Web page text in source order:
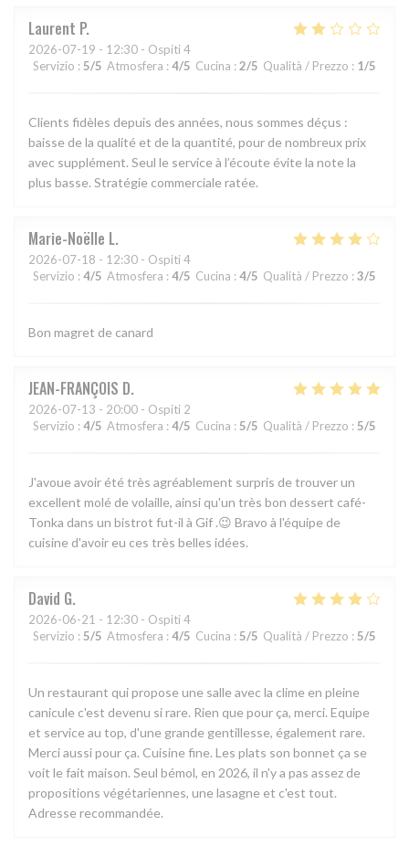
Laurent P
2026-07-19 - 12:30 - Ospiti 4
Servizio : 5/5 Atmosfera : 4/5 Cucina : 2/5 Qualità / Prezzo : 1/5
Clients fidèles depuis des années, nous sommes déçus :
baisse de la qualité et de la quantité, pour de nombreux prix
avec supplément. Seul le service à l’écoute évite la note la
plus basse. Stratégie commerciale ratée.
Marie-Noëlle L
2026-07-18 - 12:30 - Ospiti 4
Servizio : 4/5 Atmosfera : 4/5 Cucina : 4/5 Qualità / Prezzo : 3/5
Bon magret de canard
JEAN-FRANÇOIS D
2026-07-13 - 20:00 - Ospiti 2
Servizio : 4/5 Atmosfera : 4/5 Cucina : 5/5 Qualità / Prezzo : 5/5
J'avoue avoir été très agréablement surpris de trouver un
excellent molé de volaille, ainsi qu'un très bon dessert café-
Tonka dans un bistrot fut-il à Gif .😉 Bravo à l'équipe de
cuisine d'avoir eu ces très belles idées.
David G
2026-06-21 - 12:30 - Ospiti 4
Servizio : 5/5 Atmosfera : 4/5 Cucina : 5/5 Qualità / Prezzo : 5/5
Un restaurant qui propose une salle avec la clime en pleine
canicule c'est devenu si rare. Rien que pour ça, merci. Equipe
et service au top, d'une grande gentillesse, également rare.
Merci aussi pour ça. Cuisine fine. Les plats son bonnet ça se
voit le fait maison. Seul bémol, en 2026, il n'y a pas assez de
propositions végétariennes, une lasagne et c'est tout.
Adresse recommandée.